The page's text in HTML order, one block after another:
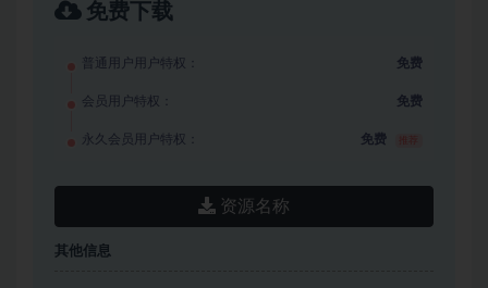
免费下载
普通用户用户特权： 免费
会员用户特权： 免费
永久会员用户特权： 免费
资源名称
其他信息